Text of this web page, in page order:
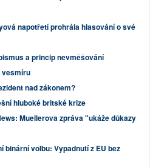
napotřetí prohrála hlasování o své
a princip nevměšování
vesmíru
nad zákonem?
hluboké britské krize
Muellerova zpráva "ukáže důkazy
binární volbu: Vypadnutí z EU bez